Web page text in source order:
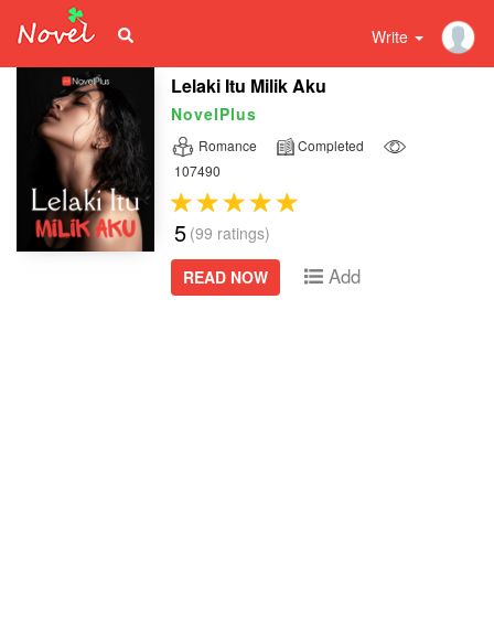
Write
Lelaki Itu Milik Aku
NovelPlus
Romance
Completed
107490
5 (99 ratings)
READ NOW
Add